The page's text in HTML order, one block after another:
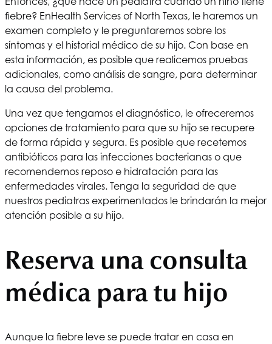
fiebre? EnHealth Services of North Texas, le haremos un
examen completo y le preguntaremos sobre los
síntomas y el historial médico de su hijo. Con base en
esta información, es posible que realicemos pruebas
adicionales, como análisis de sangre, para determinar
la causa del problema.
Una vez que tengamos el diagnóstico, le ofreceremos
opciones de tratamiento para que su hijo se recupere
de forma rápida y segura. Es posible que recetemos
antibióticos para las infecciones bacterianas o que
recomendemos reposo e hidratación para las
enfermedades virales. Tenga la seguridad de que
nuestros pediatras experimentados le brindarán la mejor
atención posible a su hijo.
Reserva una consulta
médica para tu hijo
Aunque la fiebre leve se puede tratar en casa en